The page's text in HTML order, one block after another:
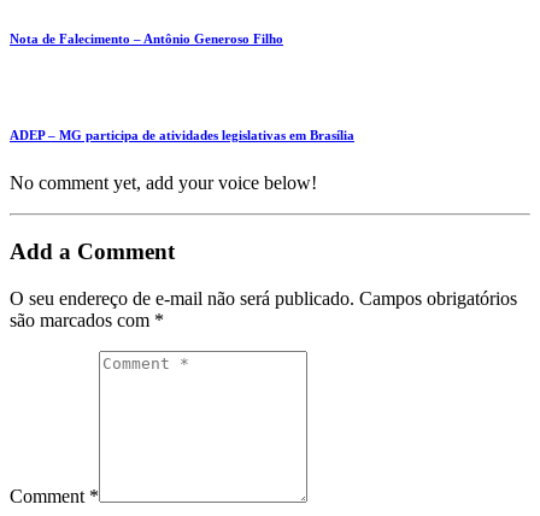
Nota de Falecimento – Antônio Generoso Filho
ADEP – MG participa de atividades legislativas em Brasília
No comment yet, add your voice below!
Add a Comment
O seu endereço de e-mail não será publicado. Campos obrigatórios
são marcados com *
Comment *